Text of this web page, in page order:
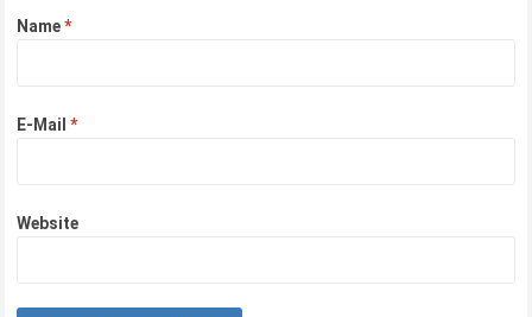
Name*
E-Mail*
Website